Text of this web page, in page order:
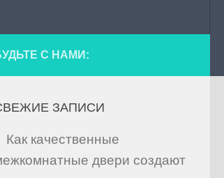
С НАМИ:
ЗАПИСИ
Как качественные
двери создают